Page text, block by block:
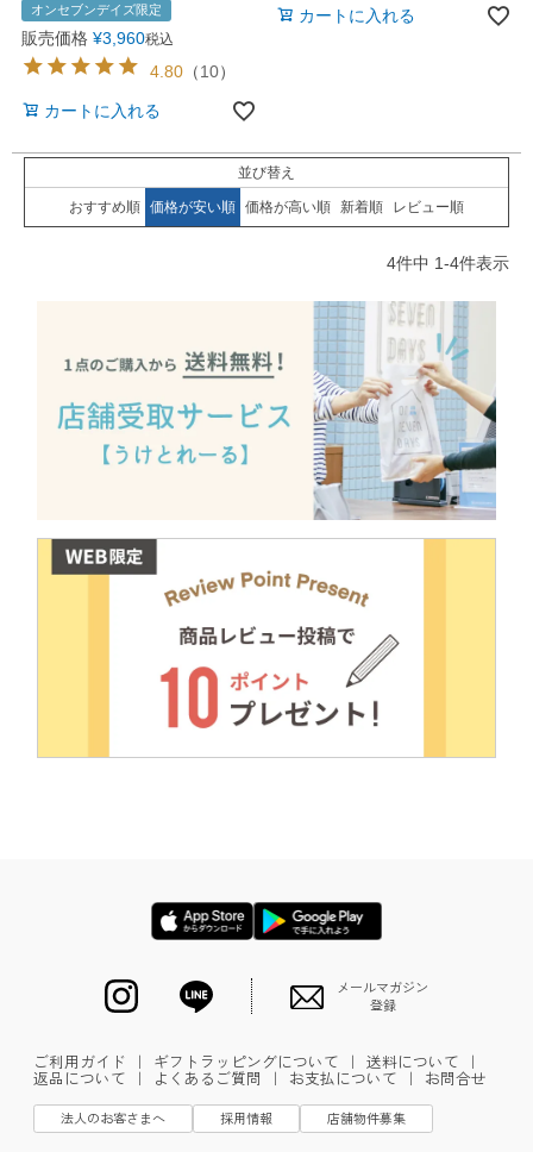
オンセブンデイズ限定
販売価格 ¥3,960税込
4.80 （10）
カートに入れる
カートに入れる
並び替え
おすすめ順 価格が安い順 価格が高い順 新着順 レビュー順
4件中 1-4件表示
メールマガジン
登録
ご利用ガイド ｜ ギフトラッピングについて ｜ 送料について ｜
返品について ｜ よくあるご質問 ｜ お支払について ｜ お問合せ
法人のお客さまへ 採用情報 店舗物件募集